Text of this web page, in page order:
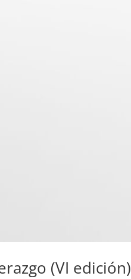
(VI edición)